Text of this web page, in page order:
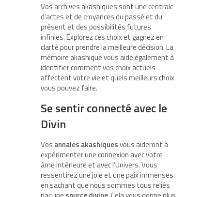
Vos archives akashiques sont une centrale
d’actes et de croyances du passé et du
présent et des possibilités futures
infinies. Explorez ces choix et gagnez en
clarté pour prendre la meilleure décision. La
mémoire akashique vous aide également à
identifier comment vos choix actuels
affectent votre vie et quels meilleurs choix
vous pouvez faire.
Se sentir connecté avec le
Divin
Vos annales akashiquesvous aideront à
expérimenter une connexion avec votre
âme intérieure et avec l’Univers. Vous
ressentirez une joie et une paix immenses
en sachant que nous sommes tous reliés